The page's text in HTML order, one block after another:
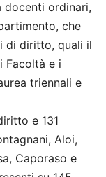
docenti ordinari,
che
di diritto, quali il
Facoltà e i
triennali e
e 131
Aloi,
Caporaso e